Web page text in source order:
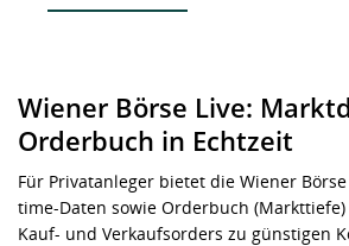
Wiener Börse Live:
Orderbuch in Echtzeit
Für Privatanleger bietet die Wiener
time-Daten sowie Orderbuch
Kauf- und Verkaufsorders zu günstigen